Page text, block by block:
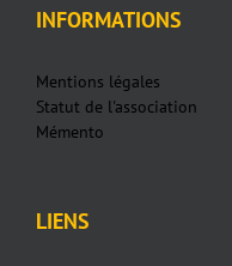
INFORMATIONS
Mentions légales
Statut de l'association
Mémento
LIENS